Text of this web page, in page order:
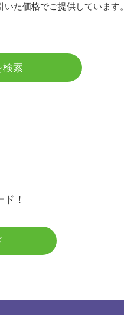
た価格でご提供しています。
検索
！